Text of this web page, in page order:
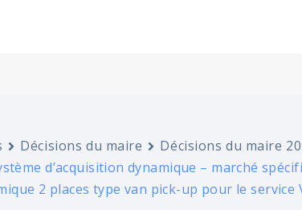
Décisions du maire
Décisions du maire
d’acquisition dynamique – marché
2 places type van pick-up pour le service